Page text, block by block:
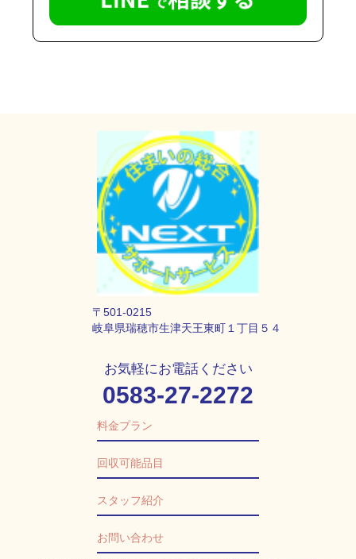
〒501-0215
岐阜県瑞穂市生津天王東町１丁目５４
お気軽にお電話ください
0583-27-2272
料金プラン
回収可能品目
スタッフ紹介
お問い合わせ